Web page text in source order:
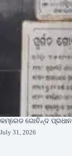
କମ୍ରେଡ ଗୋବିନ୍ଦ ପ୍ରଧାନ
July 31, 2026